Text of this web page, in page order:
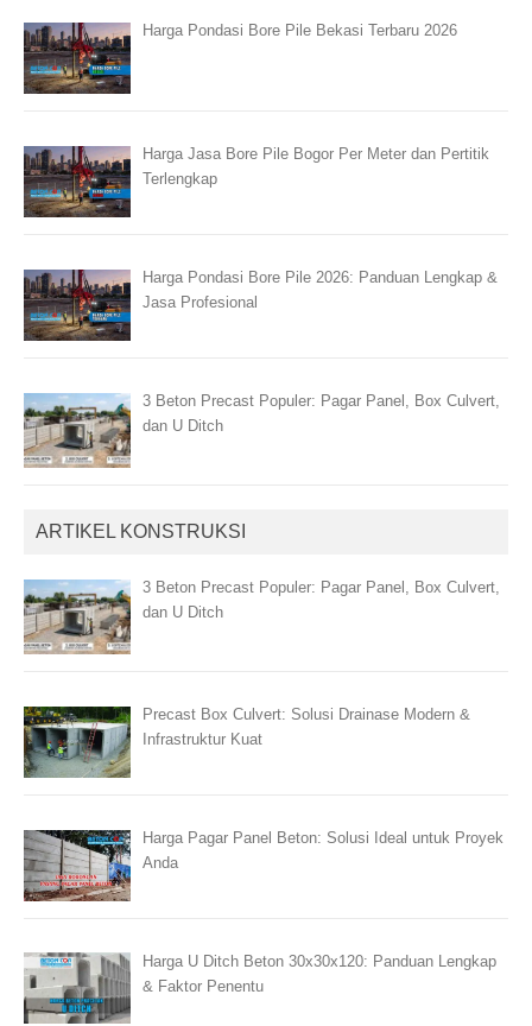
Harga Pondasi Bore Pile Bekasi Terbaru 2026
Harga Jasa Bore Pile Bogor Per Meter dan Pertitik
Terlengkap
Harga Pondasi Bore Pile 2026: Panduan Lengkap &
Jasa Profesional
3 Beton Precast Populer: Pagar Panel, Box Culvert,
dan U Ditch
ARTIKEL KONSTRUKSI
3 Beton Precast Populer: Pagar Panel, Box Culvert,
dan U Ditch
Precast Box Culvert: Solusi Drainase Modern &
Infrastruktur Kuat
Harga Pagar Panel Beton: Solusi Ideal untuk Proyek
Anda
Harga U Ditch Beton 30x30x120: Panduan Lengkap
& Faktor Penentu